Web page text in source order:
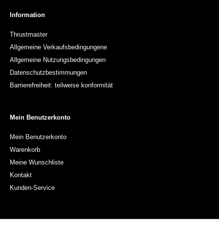
Information
Thrustmaster
Allgemeine Verkaufsbedingungene
Allgemeine Nutzungsbedingungen
Datenschutzbestimmungen
Barrierefreiheit: teilweise konformität
Mein Benutzerkonto
Mein Benutzerkonto
Warenkorb
Meine Wunschliste
Kontakt
Kunden-Service